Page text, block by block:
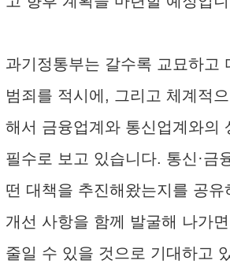
과기정통부는 갈수록 교묘하고
범죄를 적시에, 그리고 체계적
해서 금융업계와 통신업계와의
필수로 보고 있습니다. 통신·금
떤 대책을 추진해왔는지를 공유
개선 사항을 함께 발굴해 나가
줄일 수 있을 것으로 기대하고